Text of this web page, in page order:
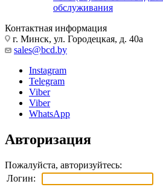
обслуживания
Контактная информация
г. Минск, ул. Городецкая, д. 40а
sales@bcd.by
Instagram
Telegram
Viber
Viber
WhatsApp
Авторизация
Пожалуйста, авторизуйтесь:
Логин: